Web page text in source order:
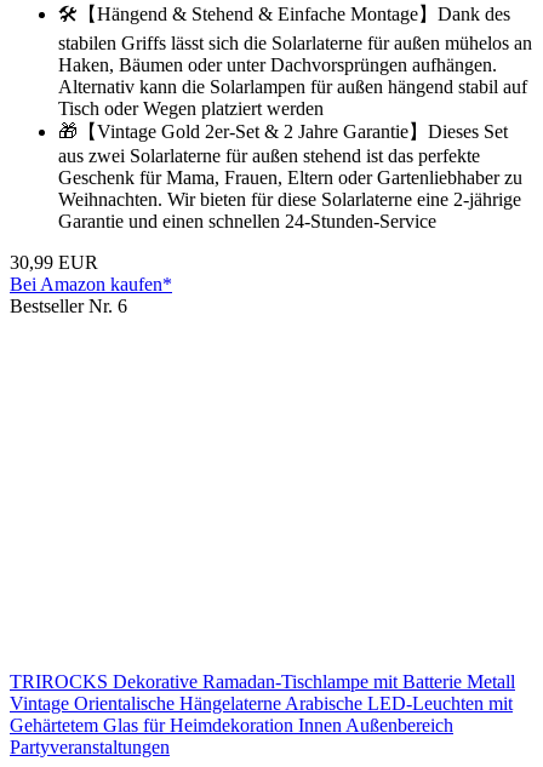
🛠【Hängend & Stehend & Einfache Montage】Dank des
stabilen Griffs lässt sich die Solarlaterne für außen mühelos an
Haken, Bäumen oder unter Dachvorsprüngen aufhängen.
Alternativ kann die Solarlampen für außen hängend stabil auf
Tisch oder Wegen platziert werden
🎁【Vintage Gold 2er-Set & 2 Jahre Garantie】Dieses Set
aus zwei Solarlaterne für außen stehend ist das perfekte
Geschenk für Mama, Frauen, Eltern oder Gartenliebhaber zu
Weihnachten. Wir bieten für diese Solarlaterne eine 2-jährige
Garantie und einen schnellen 24-Stunden-Service
30,99 EUR
Bei Amazon kaufen*
Bestseller Nr. 6
TRIROCKS Dekorative Ramadan-Tischlampe mit Batterie Metall
Vintage Orientalische Hängelaterne Arabische LED-Leuchten mit
Gehärtetem Glas für Heimdekoration Innen Außenbereich
Partyveranstaltungen